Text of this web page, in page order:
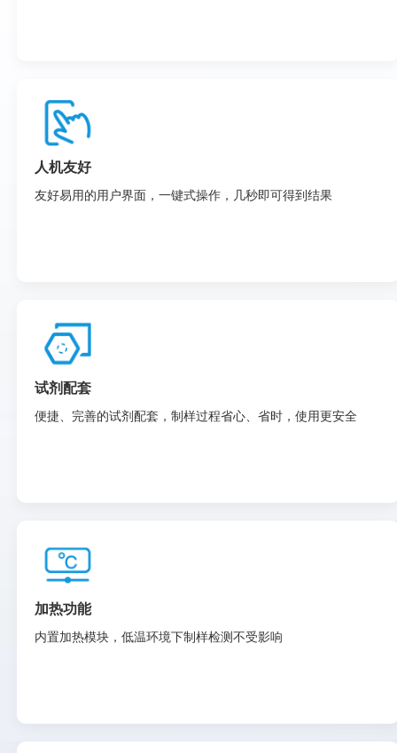
人机友好
友好易用的用户界面，一键式操作，几秒即可得到结果
试剂配套
便捷、完善的试剂配套，制样过程省心、省时，使用更安全
加热功能
内置加热模块，低温环境下制样检测不受影响